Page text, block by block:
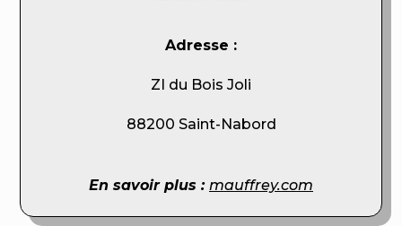
Adresse :
ZI du Bois Joli
88200 Saint-Nabord
En savoir plus : mauffrey.com